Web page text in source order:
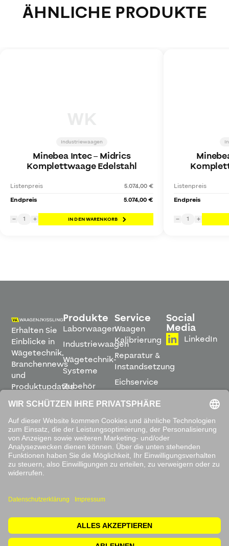
ÄHNLICHE PRODUKTE
Industriewaagen
Minebea Intec–Midrics
Komplettwaage Edelstahl
Listenpreis
5.074,00 €
Endpreis
5.074,00 €
− 1 + IN DEN WARENKORB
Listenpreis
Endpreis
− 1 +
Erhalten Sie
Einblicke in
Wägetechnik,
Branchennews
und
Produktupdates
direkt in
Ihren
Posteingang.
ABONNIEREN
Sie unsere
Datenschutzbestimmungen
Produkte
Laborwaagen
Industriewaagen
Wägetechnik-
Systeme
Zubehör
Software
Service
Waagen
Kalibrierung
Reparatur &
Instandsetzung
Eichservice
Montage &
Inbetriebnahme
Leihwaagen
&
Mietservice
Social
Media
LinkedIn